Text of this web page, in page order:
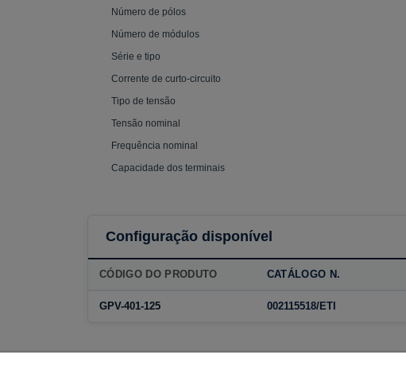
Número de pólos
Número de módulos
Série e tipo
Corrente de curto-circuito
Tipo de tensão
Tensão nominal
Frequência nominal
Capacidade dos terminais
Configuração disponível
CÓDIGO DO PRODUTO CATÁLOGO N.
GPV-401-125 002115518/ETI